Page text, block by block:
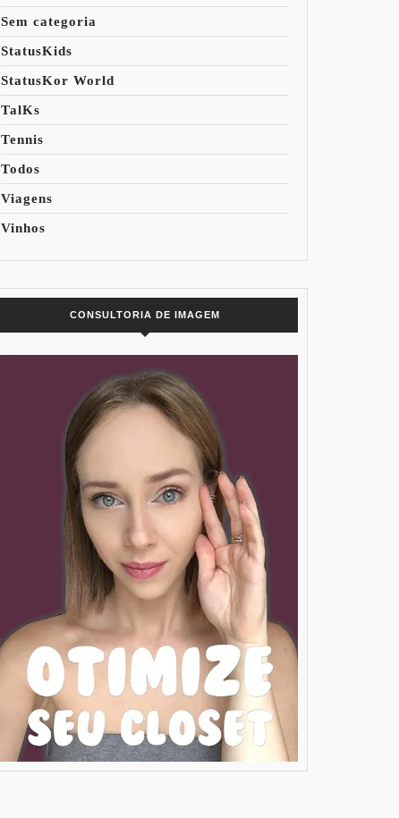
Sem categoria
StatusKids
StatusKor World
TalKs
Tennis
Todos
Viagens
Vinhos
CONSULTORIA DE IMAGEM